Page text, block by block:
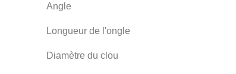
Angle
Longueur de l'ongle
Diamètre du clou